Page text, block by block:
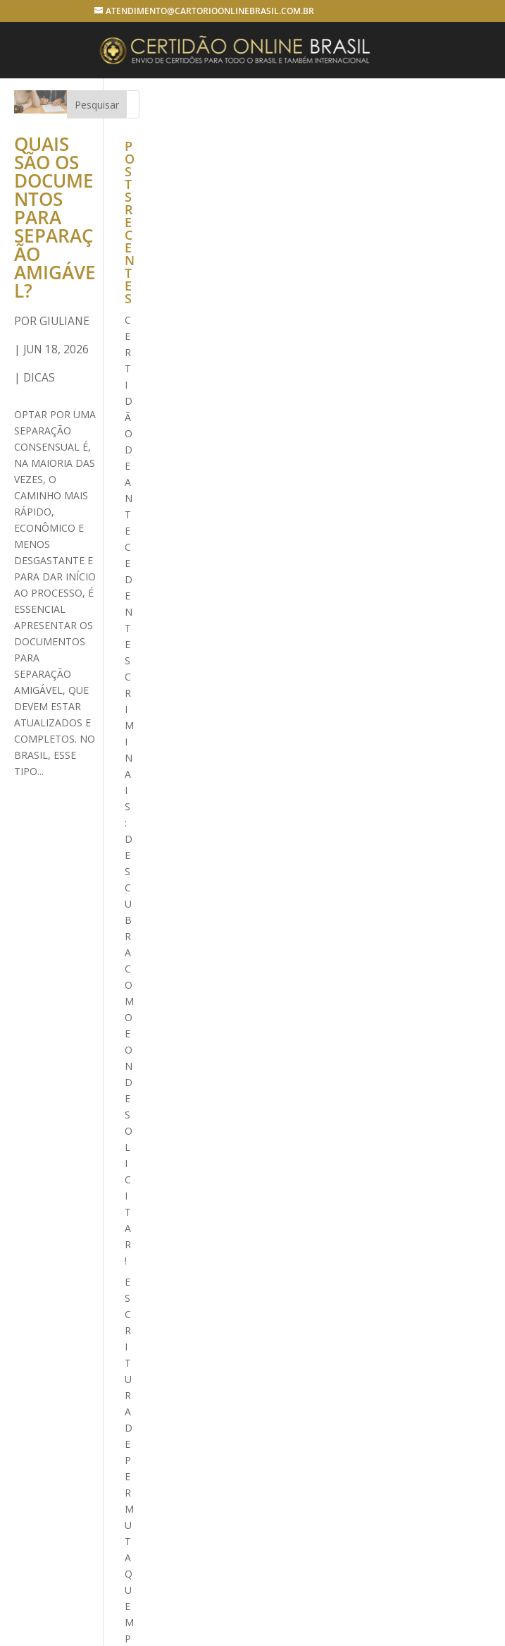
ATENDIMENTO@CARTORIOONLINEBRASIL.COM.BR
QUAIS
SÃO OS
DOCUME
NTOS
PARA
SEPARAÇ
ÃO
AMIGÁVE
L?
PORGIULIANE
| JUN 18, 2026
| DICAS
OPTAR POR UMA
SEPARAÇÃO
CONSENSUAL É,
NA MAIORIA DAS
VEZES, O
CAMINHO MAIS
RÁPIDO,
ECONÔMICO E
MENOS
DESGASTANTE E
PARA DAR INÍCIO
AO PROCESSO, É
ESSENCIAL
APRESENTAR OS
DOCUMENTOS
PARA
SEPARAÇÃO
AMIGÁVEL, QUE
DEVEM ESTAR
ATUALIZADOS E
COMPLETOS. NO
BRASIL, ESSE
TIPO...
P
O
S
T
S
R
E
C
E
N
T
E
S
C
E
R
T
I
D
Ã
O
D
E
A
N
T
E
C
E
D
E
N
T
E
S
C
R
I
M
I
N
A
I
S
:
D
E
S
C
U
B
R
A
C
O
M
O
E
O
N
D
E
S
O
L
I
C
I
T
A
R
!
E
S
C
R
I
T
U
R
A
D
E
P
E
R
M
U
T
A
Q
U
E
M
P